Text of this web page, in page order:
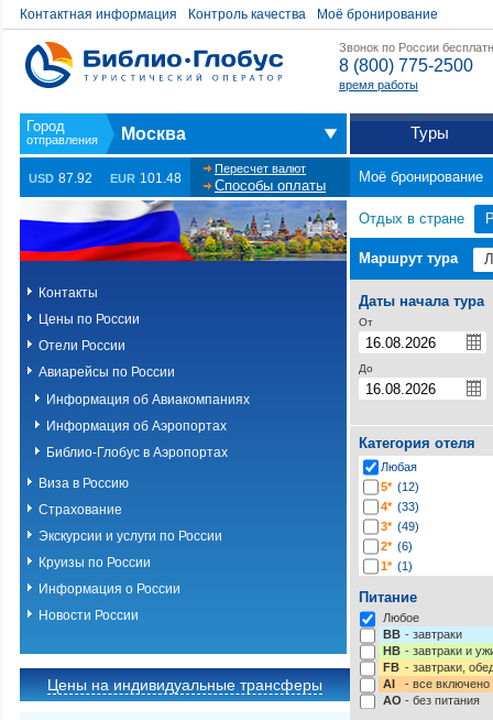
Контактная информация Контроль качества Моё бронирование
Звонок по России
8 (800) 775-2500
время работы
Москва Туры
USD 87.92 EUR 101.48
Пересчет валют
Способы оплаты
Моё бронирование
Контакты
Цены по России
Отели России
Авиарейсы по России
Информация об Авиакомпаниях
Информация об Аэропортах
Библио-Глобус в Аэропортах
Виза в Россию
Страхование
Экскурсии и услуги по России
Круизы по России
Информация о России
Новости России
Цены на индивидуальные трансферы
Отдых в стране
Маршрут тура
Даты начала тура
От
До
Категория отеля
Любая
5* (12)
4* (33)
3* (49)
2* (6)
1* (1)
Питание
Любое
BB - завтраки
HB - завтраки и
FB - завтраки,
AI
- все включено
AO - без питания